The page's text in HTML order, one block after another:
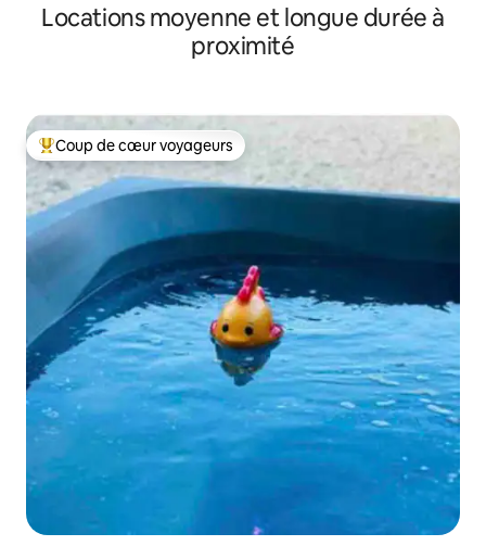
Locations moyenne et longue durée à
proximité
Coups de cœur voyageurs les plus appréciés
Coup de cœur voyageurs